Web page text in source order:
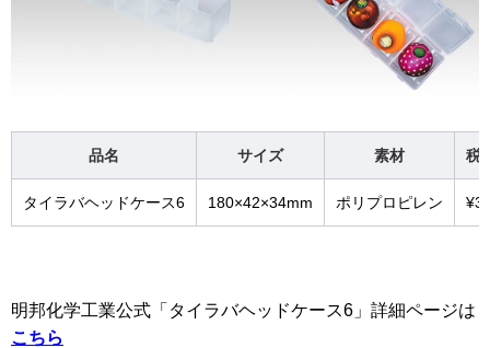
品名 サイズ 素材 税
タイラバヘッドケース6 180×42×34mm ポリプロピレン
明邦化学工業公式「タイラバヘッドケース6」詳細ページは
こちら